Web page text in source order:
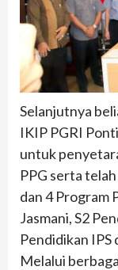
Selanjutnya
IKIP PGRI
untuk
PPG serta
dan 4 Program
Jasmani, S2
Pendidikan IPS
Melalui